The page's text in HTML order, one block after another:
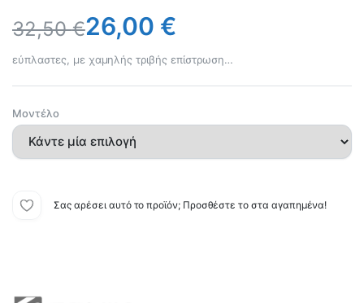
32,50€26,00 €
εύπλαστες, με χαμηλής τριβής επίστρωση…
Μοντέλο
Σας αρέσει αυτό το προϊόν; Προσθέστε το στα αγαπημένα!